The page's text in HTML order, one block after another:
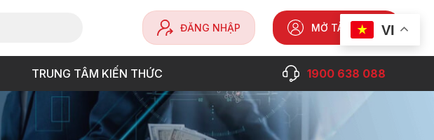
ĐĂNG NHẬP MỞ TÀI KHOẢN
TRUNG TÂM KIẾN THỨC 1900 638 088
VI